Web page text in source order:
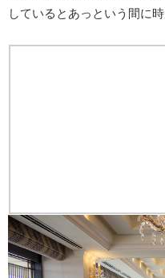
しているとあっという間に